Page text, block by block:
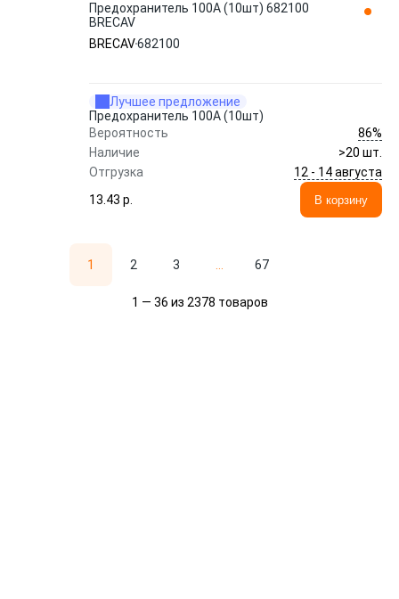
Предохранитель 100A (10шт) 682100
BRECAV
BRECAV682100
Лучшее предложение
Предохранитель 100A (10шт)
Вероятность
86%
Наличие
>20 шт.
Отгрузка
12 - 14 августа
13.43 p.
В корзину
1 2 3 67
1 — 36 из 2378 товаров